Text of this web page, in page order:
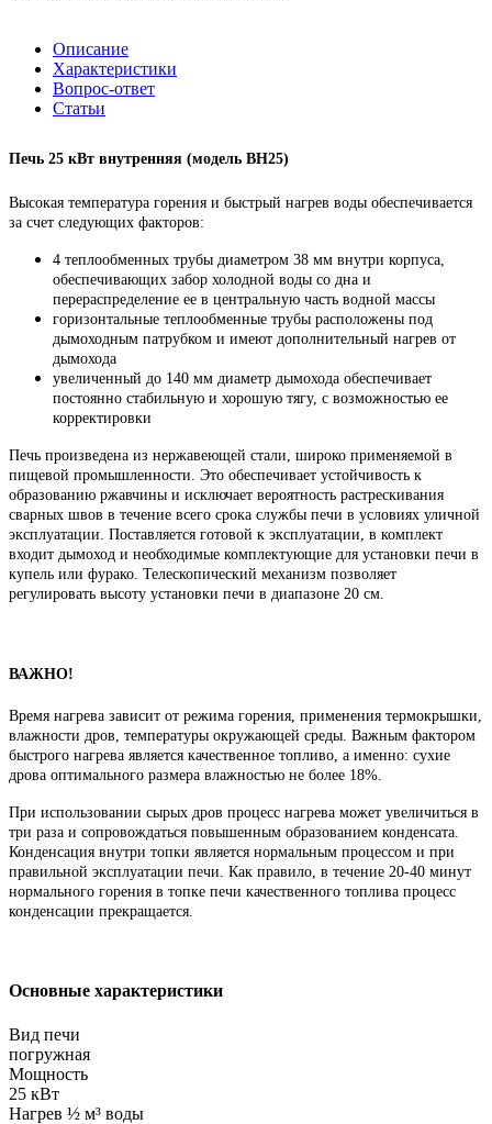
Описание
Характеристики
Вопрос-ответ
Статьи
Печь 25 кВт внутренняя (модель ВН25)
Высокая температура горения и быстрый нагрев воды обеспечивается
за счет следующих факторов:
4 теплообменных трубы диаметром 38 мм внутри корпуса,
обеспечивающих забор холодной воды со дна и
перераспределение ее в центральную часть водной массы
горизонтальные теплообменные трубы расположены под
дымоходным патрубком и имеют дополнительный нагрев от
дымохода
увеличенный до 140 мм диаметр дымохода обеспечивает
постоянно стабильную и хорошую тягу, с возможностью ее
корректировки
Печь произведена из нержавеющей стали, широко применяемой в
пищевой промышленности. Это обеспечивает устойчивость к
образованию ржавчины и исключает вероятность растрескивания
сварных швов в течение всего срока службы печи в условиях уличной
эксплуатации. Поставляется готовой к эксплуатации, в комплект
входит дымоход и необходимые комплектующие для установки печи в
купель или фурако. Телескопический механизм позволяет
регулировать высоту установки печи в диапазоне 20 см.
ВАЖНО!
Время нагрева зависит от режима горения, применения термокрышки,
влажности дров, температуры окружающей среды. Важным фактором
быстрого нагрева является качественное топливо, а именно: сухие
дрова оптимального размера влажностью не более 18%.
При использовании сырых дров процесс нагрева может увеличиться в
три раза и сопровождаться повышенным образованием конденсата.
Конденсация внутри топки является нормальным процессом и при
правильной эксплуатации печи. Как правило, в течение 20-40 минут
нормального горения в топке печи качественного топлива процесс
конденсации прекращается.
Основные характеристики
Вид печи
погружная
Мощность
25 кВт
Нагрев ½ м³ воды